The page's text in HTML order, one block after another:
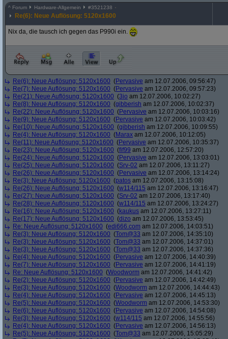
^ Forum Hardware-Allgemein #3521238
Re(6): Neue Auflösung: 5120x1600
Nix da, die tausch ich gegen das P990i ein.
Re(6): Neue Auflösung: 5120x1600 (Pervasive am 12.07.2006, 09:56:47)
Re(7): Neue Auflösung: 5120x1600 (Pervasive am 12.07.2006, 09:57:23)
Re(21): Neue Auflösung: 5120x1600 (3io am 12.07.2006, 10:02:27)
Re(8): Neue Auflösung: 5120x1600 (gibberish am 12.07.2006, 10:02:37)
Re(22): Neue Auflösung: 5120x1600 (Pervasive am 12.07.2006, 10:03:16)
Re(9): Neue Auflösung: 5120x1600 (Pervasive am 12.07.2006, 10:03:42)
Re(10): Neue Auflösung: 5120x1600 (gibberish am 12.07.2006, 10:09:55)
Re(4): Neue Auflösung: 5120x1600 (Marax am 12.07.2006, 10:12:05)
Re(11): Neue Auflösung: 5120x1600 (Pervasive am 12.07.2006, 10:35:37)
Re(23): Neue Auflösung: 5120x1600 (fif99 am 12.07.2006, 12:57:20)
Re(24): Neue Auflösung: 5120x1600 (Pervasive am 12.07.2006, 13:03:01)
Re(25): Neue Auflösung: 5120x1600 (Srv-02 am 12.07.2006, 13:11:27)
Re(26): Neue Auflösung: 5120x1600 (Pervasive am 12.07.2006, 13:14:24)
Re(3): Neue Auflösung: 5120x1600 (patos am 12.07.2006, 13:15:08)
Re(26): Neue Auflösung: 5120x1600 (w114/115 am 12.07.2006, 13:16:47)
Re(27): Neue Auflösung: 5120x1600 (Srv-02 am 12.07.2006, 13:17:40)
Re(28): Neue Auflösung: 5120x1600 (w114/115 am 12.07.2006, 13:24:27)
Re(16): Neue Auflösung: 5120x1600 (kaukus am 12.07.2006, 13:27:11)
Re(17): Neue Auflösung: 5120x1600 (dizo am 12.07.2006, 13:53:45)
Re: Neue Auflösung: 5120x1600 (edi666.com am 12.07.2006, 14:03:51)
Re(3): Neue Auflösung: 5120x1600 (Tom@33 am 12.07.2006, 14:35:10)
Re(3): Neue Auflösung: 5120x1600 (Tom@33 am 12.07.2006, 14:37:01)
Re(3): Neue Auflösung: 5120x1600 (Tom@33 am 12.07.2006, 14:37:36)
Re(4): Neue Auflösung: 5120x1600 (Pervasive am 12.07.2006, 14:40:39)
Re(7): Neue Auflösung: 5120x1600 (Pervasive am 12.07.2006, 14:41:19)
Re: Neue Auflösung: 5120x1600 (Woodworm am 12.07.2006, 14:41:42)
Re(2): Neue Auflösung: 5120x1600 (Pervasive am 12.07.2006, 14:42:49)
Re(3): Neue Auflösung: 5120x1600 (Woodworm am 12.07.2006, 14:44:43)
Re(4): Neue Auflösung: 5120x1600 (Pervasive am 12.07.2006, 14:45:13)
Re(5): Neue Auflösung: 5120x1600 (Woodworm am 12.07.2006, 14:53:30)
Re(6): Neue Auflösung: 5120x1600 (Pervasive am 12.07.2006, 14:54:08)
Re(3): Neue Auflösung: 5120x1600 (w114/115 am 12.07.2006, 14:55:56)
Re(4): Neue Auflösung: 5120x1600 (Pervasive am 12.07.2006, 14:56:13)
Re(5): Neue Auflösung: 5120x1600 (Tom@33 am 12.07.2006, 15:05:29)